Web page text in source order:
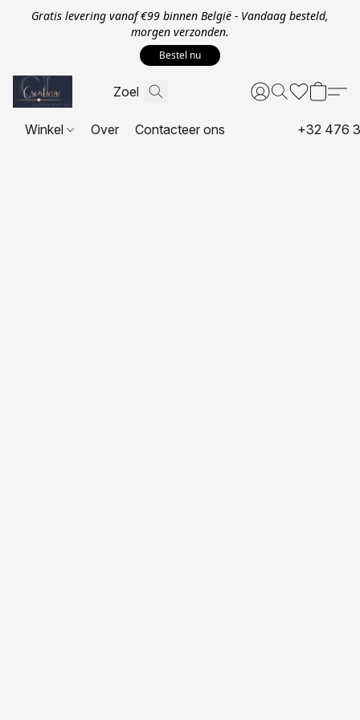
Gratis levering vanaf €99 binnen België - Vandaag besteld,
morgen verzonden.
Bestel nu
Winkel Over Contacteer ons +32 476